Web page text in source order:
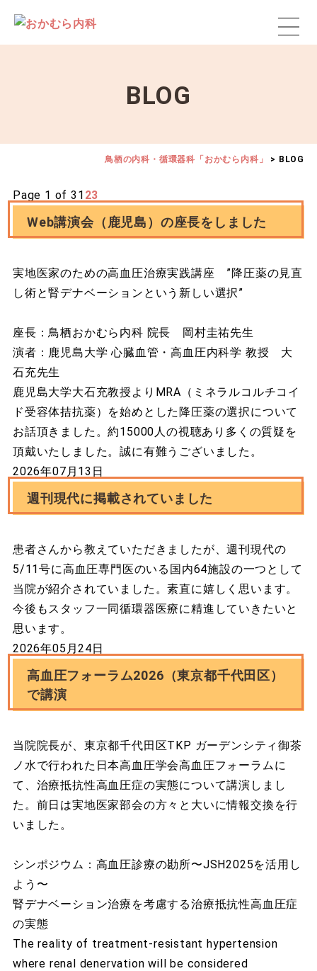
BLOG
鳥栖の内科・循環器科「おかむら内科」 > BLOG
Page 1 of 3 1 23
Web講演会（鹿児島）の座長をしました
実地医家のための高血圧治療実践講座 ”降圧薬の見直
し術と腎デナベーションという新しい選択”
座長：鳥栖おかむら内科 院長 岡村圭祐先生
演者：鹿児島大学 心臓血管・高血圧内科学 教授 大
石充先生
鹿児島大学大石充教授よりMRA（ミネラルコルチコイ
ド受容体拮抗薬）を始めとした降圧薬の選択について
お話頂きました。約15000人の視聴あり多くの質疑を
頂戴いたしました。誠に有難うございました。
2026年07月13日
週刊現代に掲載されていました
患者さんから教えていただきましたが、週刊現代の
5/11号に高血圧専門医のいる国内64施設の一つとして
当院が紹介されていました。素直に嬉しく思います。
今後もスタッフ一同循環器医療に精進していきたいと
思います。
2026年05月24日
高血圧フォーラム2026（東京都千代田区）
で講演
当院院長が、東京都千代田区TKP ガーデンシティ御茶
ノ水で行われた日本高血圧学会高血圧フォーラムに
て、治療抵抗性高血圧症の実態について講演しまし
た。前日は実地医家部会の方々と大いに情報交換を行
いました。
シンポジウム：高血圧診療の勘所〜JSH2025を活用し
よう〜
腎デナベーション治療を考慮する治療抵抗性高血圧症
の実態
The reality of treatment-resistant hypertension
where renal denervation will be considered